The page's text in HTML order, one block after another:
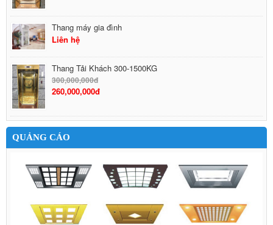
Thang máy gia đình
Liên hệ
Thang Tải Khách 300-1500KG
300,000,000đ
260,000,000đ
QUẢNG CÁO